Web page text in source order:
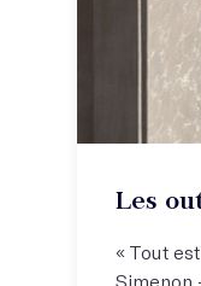
Les
« Tout
Simenon